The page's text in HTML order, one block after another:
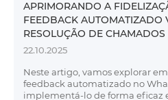
APRIMORANDO A
FEEDBACK AUTOMATIZADO
RESOLUÇÃO DE CHAMADOS
22.10.2025
Neste artigo, vamos explorar
feedback automatizado no
implementá-lo de forma eficaz